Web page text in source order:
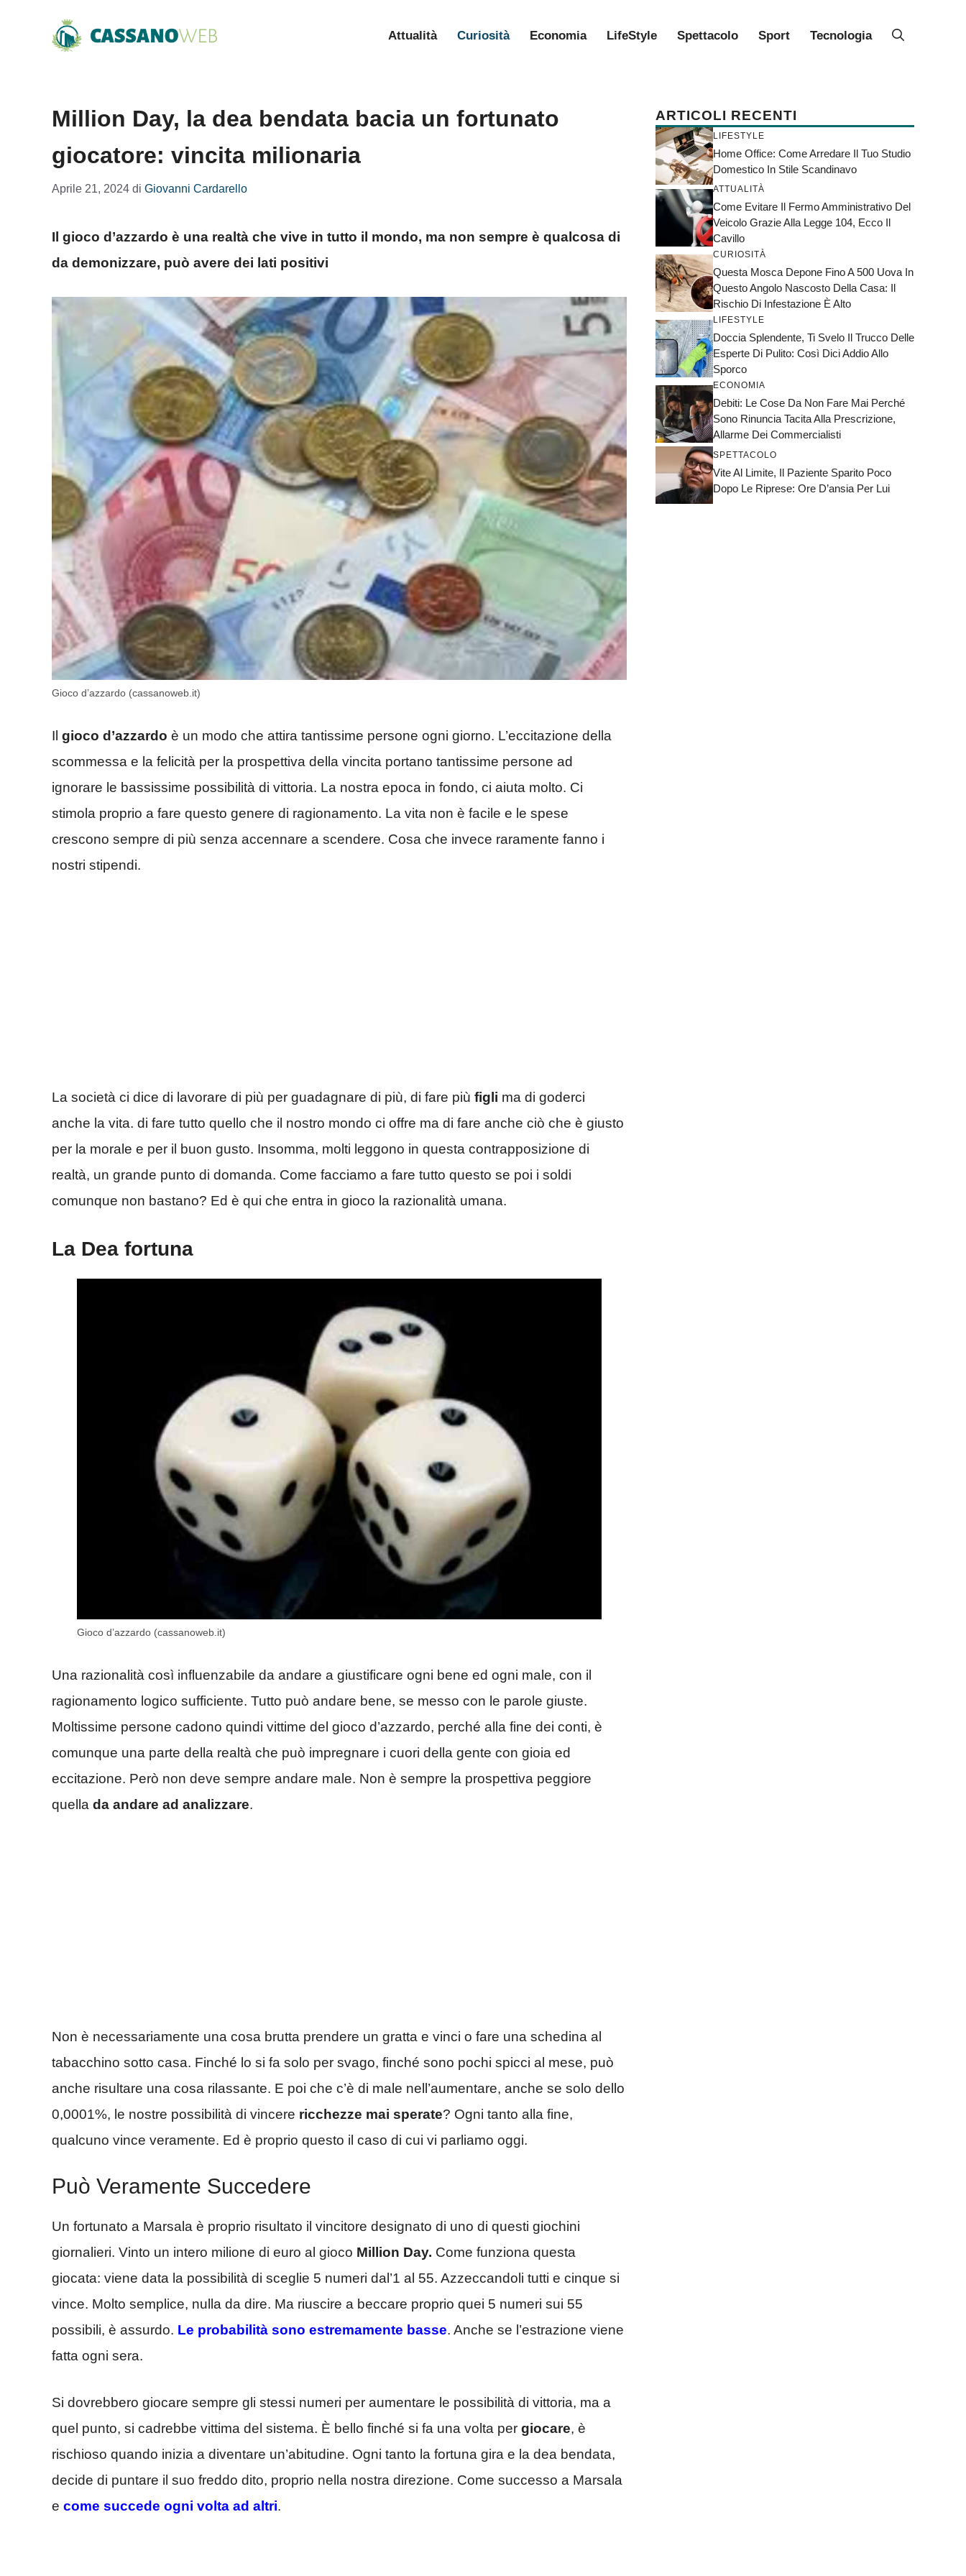
Attualità Curiosità Economia LifeStyle Spettacolo Sport Tecnologia
Million Day, la dea bendata bacia un fortunato
giocatore: vincita milionaria
Aprile 21, 2024 di Giovanni Cardarello
Il gioco d’azzardo è una realtà che vive in tutto il mondo, ma non sempre è qualcosa di
da demonizzare, può avere dei lati positivi
Gioco d’azzardo (cassanoweb.it)
Il gioco d’azzardo è un modo che attira tantissime persone ogni giorno. L’eccitazione della
scommessa e la felicità per la prospettiva della vincita portano tantissime persone ad
ignorare le bassissime possibilità di vittoria. La nostra epoca in fondo, ci aiuta molto. Ci
stimola proprio a fare questo genere di ragionamento. La vita non è facile e le spese
crescono sempre di più senza accennare a scendere. Cosa che invece raramente fanno i
nostri stipendi.
La società ci dice di lavorare di più per guadagnare di più, di fare più figli ma di goderci
anche la vita. di fare tutto quello che il nostro mondo ci offre ma di fare anche ciò che è giusto
per la morale e per il buon gusto. Insomma, molti leggono in questa contrapposizione di
realtà, un grande punto di domanda. Come facciamo a fare tutto questo se poi i soldi
comunque non bastano? Ed è qui che entra in gioco la razionalità umana.
La Dea fortuna
Gioco d’azzardo (cassanoweb.it)
Una razionalità così influenzabile da andare a giustificare ogni bene ed ogni male, con il
ragionamento logico sufficiente. Tutto può andare bene, se messo con le parole giuste.
Moltissime persone cadono quindi vittime del gioco d’azzardo, perché alla fine dei conti, è
comunque una parte della realtà che può impregnare i cuori della gente con gioia ed
eccitazione. Però non deve sempre andare male. Non è sempre la prospettiva peggiore
quella da andare ad analizzare.
Non è necessariamente una cosa brutta prendere un gratta e vinci o fare una schedina al
tabacchino sotto casa. Finché lo si fa solo per svago, finché sono pochi spicci al mese, può
anche risultare una cosa rilassante. E poi che c’è di male nell’aumentare, anche se solo dello
0,0001%, le nostre possibilità di vincere ricchezze mai sperate? Ogni tanto alla fine,
qualcuno vince veramente. Ed è proprio questo il caso di cui vi parliamo oggi.
Può Veramente Succedere
Un fortunato a Marsala è proprio risultato il vincitore designato di uno di questi giochini
giornalieri. Vinto un intero milione di euro al gioco Million Day. Come funziona questa
giocata: viene data la possibilità di sceglie 5 numeri dal’1 al 55. Azzeccandoli tutti e cinque si
vince. Molto semplice, nulla da dire. Ma riuscire a beccare proprio quei 5 numeri sui 55
possibili, è assurdo. Le probabilità sono estremamente basse. Anche se l’estrazione viene
fatta ogni sera.
Si dovrebbero giocare sempre gli stessi numeri per aumentare le possibilità di vittoria, ma a
quel punto, si cadrebbe vittima del sistema. È bello finché si fa una volta per giocare, è
rischioso quando inizia a diventare un’abitudine. Ogni tanto la fortuna gira e la dea bendata,
decide di puntare il suo freddo dito, proprio nella nostra direzione. Come successo a Marsala
e come succede ogni volta ad altri.
ARTICOLI RECENTI
LIFESTYLE
Home Office: Come Arredare Il Tuo Studio
Domestico In Stile Scandinavo
ATTUALITÀ
Come Evitare Il Fermo Amministrativo Del
Veicolo Grazie Alla Legge 104, Ecco Il
Cavillo
CURIOSITÀ
Questa Mosca Depone Fino A 500 Uova In
Questo Angolo Nascosto Della Casa: Il
Rischio Di Infestazione È Alto
LIFESTYLE
Doccia Splendente, Ti Svelo Il Trucco Delle
Esperte Di Pulito: Così Dici Addio Allo
Sporco
ECONOMIA
Debiti: Le Cose Da Non Fare Mai Perché
Sono Rinuncia Tacita Alla Prescrizione,
Allarme Dei Commercialisti
SPETTACOLO
Vite Al Limite, Il Paziente Sparito Poco
Dopo Le Riprese: Ore D’ansia Per Lui